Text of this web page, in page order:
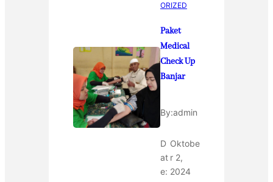
ORIZED
Paket
Medical
Check Up
Banjar
By:admin
D
at
e:
Oktobe
r 2,
2024